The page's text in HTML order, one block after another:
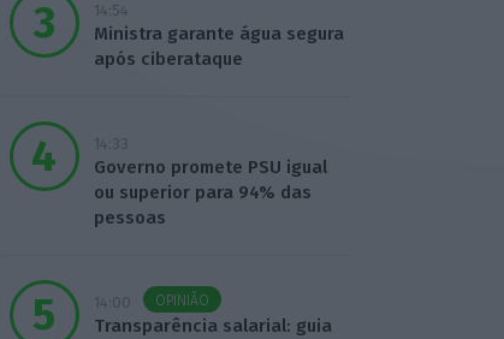
14:54
Ministra garante água segura
após ciberataque
14:33
Governo promete PSU igual
ou superior para 94% das
pessoas
14:00 OPINIÃO
Transparência salarial: guia